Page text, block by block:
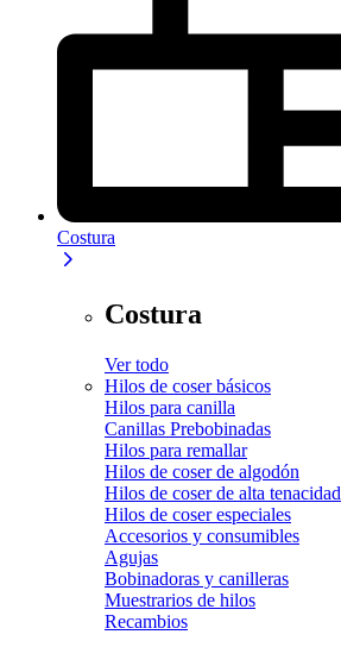
Costura
Costura
Ver todo
Hilos de coser básicos
Hilos para canilla
Canillas Prebobinadas
Hilos para remallar
Hilos de coser de algodón
Hilos de coser de alta tenacidad
Hilos de coser especiales
Accesorios y consumibles
Agujas
Bobinadoras y canilleras
Muestrarios de hilos
Recambios